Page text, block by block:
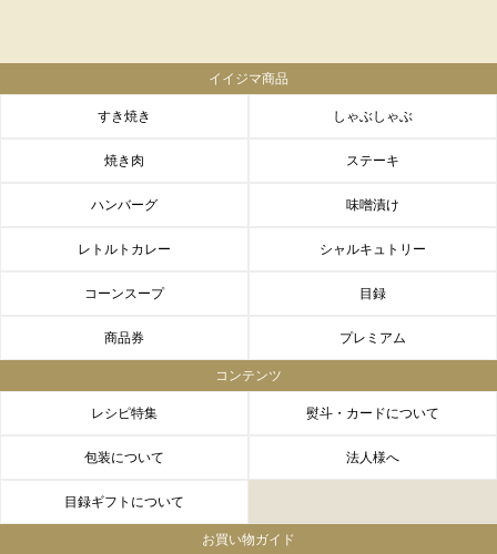
イイジマ商品
すき焼き しゃぶしゃぶ
焼き肉 ステーキ
ハンバーグ 味噌漬け
レトルトカレー シャルキュトリー
コーンスープ 目録
商品券 プレミアム
コンテンツ
レシピ特集 熨斗・カードについて
包装について 法人様へ
目録ギフトについて
お買い物ガイド